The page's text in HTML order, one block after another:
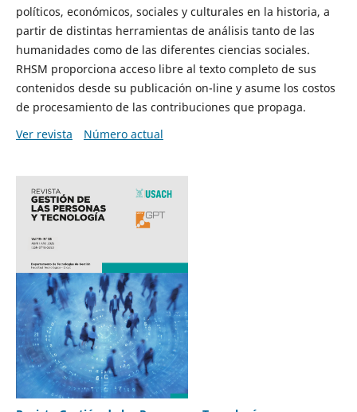
políticos, económicos, sociales y culturales en la historia, a
partir de distintas herramientas de análisis tanto de las
humanidades como de las diferentes ciencias sociales.
RHSM proporciona acceso libre al texto completo de sus
contenidos desde su publicación on-line y asume los costos
de procesamiento de las contribuciones que propaga.
Ver revista
Número actual